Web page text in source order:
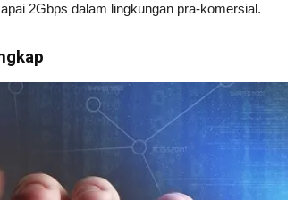
2Gbps dalam lingkungan pra-komersial.